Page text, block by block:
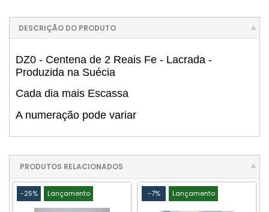
DESCRIÇÃO DO PRODUTO
DZ0 - Centena de 2 Reais Fe - Lacrada -
Produzida na Suécia
Cada dia mais Escassa
A numeração pode variar
PRODUTOS RELACIONADOS
-25% Lançamento -7% Lançamento